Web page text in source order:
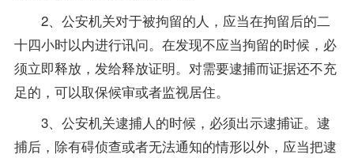
2、公安机关对于被拘留的人，应当在拘留后的二
十四小时以内进行讯问。在发现不应当拘留的时候，必
须立即释放，发给释放证明。对需要逮捕而证据还不充
足的，可以取保候审或者监视居住。
3、公安机关逮捕人的时候，必须出示逮捕证。逮
捕后，除有碍侦查或者无法通知的情形以外，应当把逮